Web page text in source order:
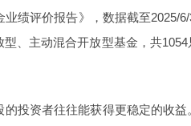
绩评价报告》，数据截至2025/
、主动混合开放型基金，共
投资者往往能获得更稳定的收